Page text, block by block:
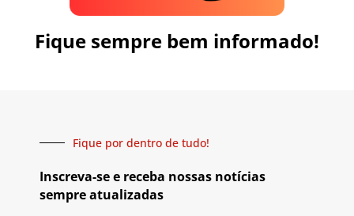
Fique sempre bem informado!
Fique por dentro de tudo!
Inscreva-se e receba nossas notícias
sempre atualizadas